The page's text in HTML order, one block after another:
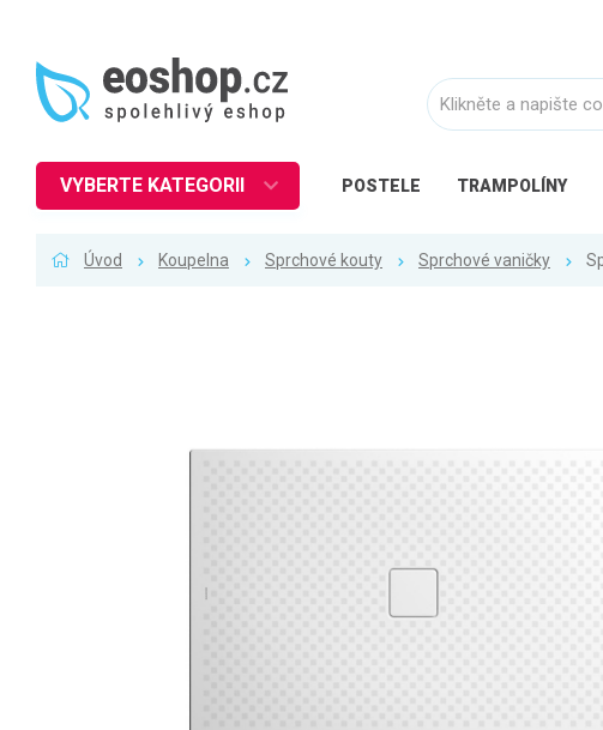
POSTELE TRAMPOLÍNY
VYBERTE KATEGORII
Balkon a terasa
Úvod Koupelna Sprchové kouty Sprchové vaničky